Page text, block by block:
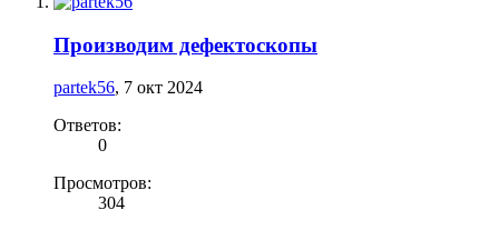
Производим дефектоскопы
partek56, 7 окт 2024
Ответов:
0
Просмотров:
304